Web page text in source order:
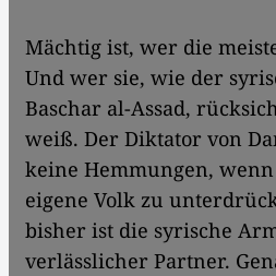
Mächtig ist, wer die
Und wer sie, wie der
Baschar al-Assad,
weiß. Der Diktator von
keine Hemmungen,
eigene Volk zu
bisher ist die syrische
verlässlicher Partner.